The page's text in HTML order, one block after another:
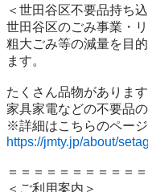
＜世田谷区不要品持ち
世⽥⾕区のごみ事業・
粗⼤ごみ等の減量を⽬
ます。
たくさん品物がありま
家具家電などの不要品
https://jmty.jp/about/
＝＝＝＝＝＝＝＝＝＝
＜ご利用案内＞